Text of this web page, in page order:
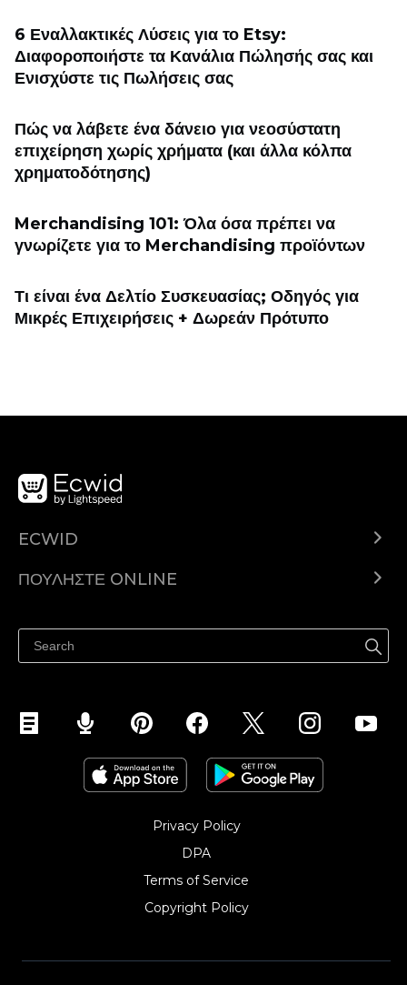
6 Εναλλακτικές Λύσεις για το Etsy:
Διαφοροποιήστε τα Κανάλια Πώλησής σας και
Ενισχύστε τις Πωλήσεις σας
Πώς να λάβετε ένα δάνειο για νεοσύστατη
επιχείρηση χωρίς χρήματα (και άλλα κόλπα
χρηματοδότησης)
Merchandising 101: Όλα όσα πρέπει να
γνωρίζετε για το Merchandising προϊόντων
Τι είναι ένα Δελτίο Συσκευασίας; Οδηγός για
Μικρές Επιχειρήσεις + Δωρεάν Πρότυπο
ECWID
Τιμολόγηση
ΠΟΥΛΉΣΤΕ ONLINE
Πουλήστε στο Facebook
Πουλήστε στο Instagram
Privacy Policy
DPA
Terms of Service
Copyright Policy‎